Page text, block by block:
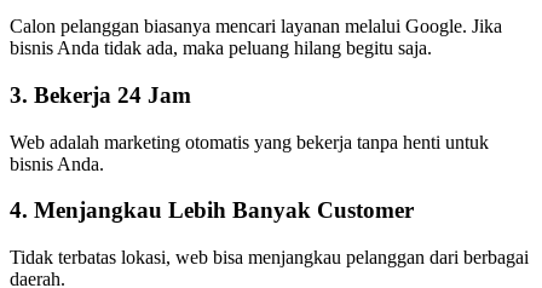
Calon pelanggan biasanya mencari layanan melalui Google. Jika
bisnis Anda tidak ada, maka peluang hilang begitu saja.
3. Bekerja 24 Jam
Web adalah marketing otomatis yang bekerja tanpa henti untuk
bisnis Anda.
4. Menjangkau Lebih Banyak Customer
Tidak terbatas lokasi, web bisa menjangkau pelanggan dari berbagai
daerah.